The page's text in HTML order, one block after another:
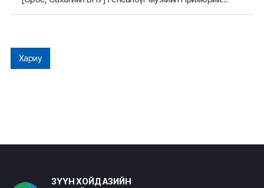
Хариу
ЗҮҮН ХОЙД АЗИЙН